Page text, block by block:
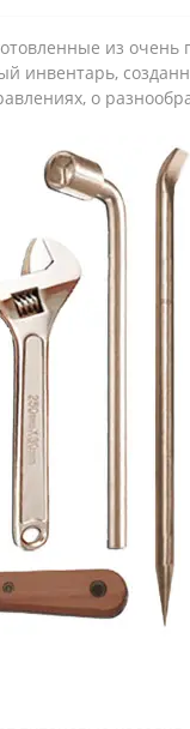
из
инвентарь,
о